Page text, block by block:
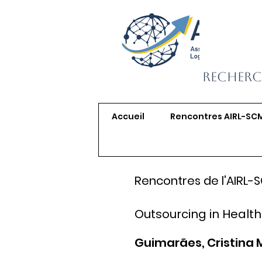
Accueil Rencontres AIRL-
Rencontres de l'AIRL-
Outsourcing in
Guimarães, Cristina